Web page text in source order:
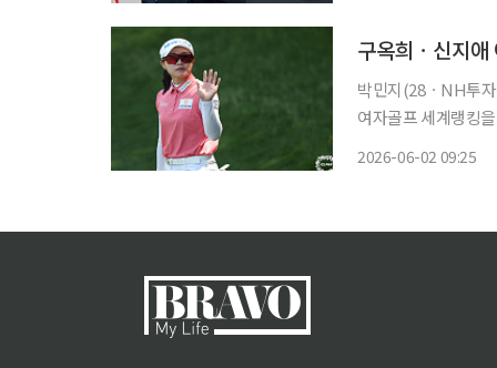
구옥희ㆍ신지애
박민지(28ㆍNH투
여자골프 세계랭킹을 큰 폭으로 끌어올렸
2026-06-02 09:25